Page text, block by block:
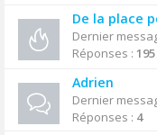
De la place
Dernier
Réponses : 195
Adrien
Dernier
Réponses : 4